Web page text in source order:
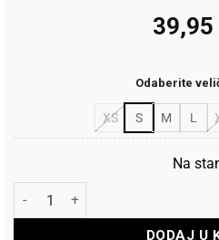
39,95
Odaberite
XS S M L
Na
Jack and Jones Majica Regular
DODAJ U